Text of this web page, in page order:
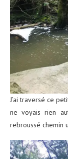
J’ai traversé ce
ne voyais rien
rebroussé chemin